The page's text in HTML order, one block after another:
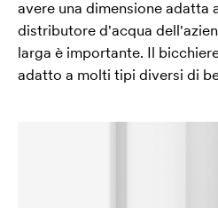
avere una dimensione adatta
distributore d'acqua
larga è importante. Il
adatto a molti tipi diversi di